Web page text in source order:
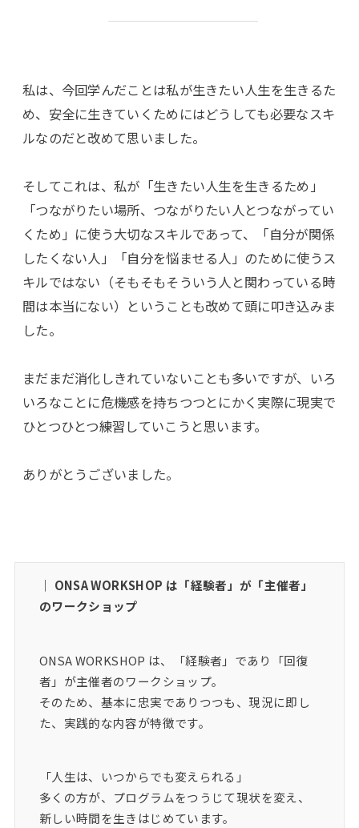
私は、今回学んだことは私が生きたい人生を生きるた
め、安全に生きていくためにはどうしても必要なスキ
ルなのだと改めて思いました。
そしてこれは、私が「生きたい人生を生きるため」
「つながりたい場所、つながりたい人とつながってい
くため」に使う大切なスキルであって、「自分が関係
したくない人」「自分を悩ませる人」のために使うス
キルではない（そもそもそういう人と関わっている時
間は本当にない）ということも改めて頭に叩き込みま
した。
まだまだ消化しきれていないことも多いですが、いろ
いろなことに危機感を持ちつつとにかく実際に現実で
ひとつひとつ練習していこうと思います。
ありがとうございました。
｜ ONSA WORKSHOP は「経験者」が「主催者」
のワークショップ
ONSA WORKSHOP は、「経験者」であり「回復
者」が主催者のワークショップ。
そのため、基本に忠実でありつつも、現況に即し
た、実践的な内容が特徴です。
「人生は、いつからでも変えられる」
多くの方が、プログラムをつうじて現状を変え、
新しい時間を生きはじめています。